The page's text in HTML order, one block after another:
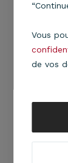
Vous
de vos